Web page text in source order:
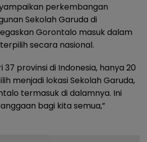
perkembangan
Sekolah Garuda di
Gorontalo masuk dalam
secara nasional.
37 provinsi di Indonesia, hanya 20
menjadi lokasi Sekolah Garuda,
termasuk di dalamnya. Ini
bagi kita semua,”